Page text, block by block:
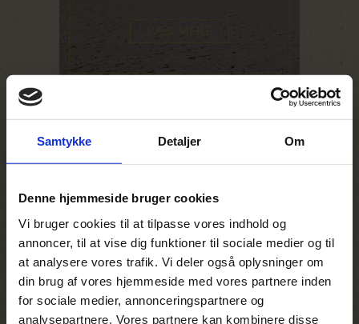
Samtykke Detaljer Om
Denne hjemmeside bruger cookies
Vi bruger cookies til at tilpasse vores indhold og
annoncer, til at vise dig funktioner til sociale medier og til
at analysere vores trafik. Vi deler også oplysninger om
din brug af vores hjemmeside med vores partnere inden
for sociale medier, annonceringspartnere og
analysepartnere. Vores partnere kan kombinere disse
Namibiaeventyr
for hele familien
Voksen fra 37.950 kr.
Barn fra 22.500 kr.
11 dage